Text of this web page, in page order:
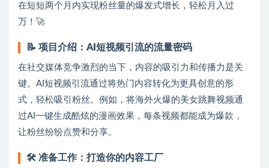
在短短两个月内实现粉丝量的爆发式增长，轻松月入过
万！🚀
📝 项目介绍：AI短视频引流的流量密码
在社交媒体竞争激烈的当下，内容的吸引力和传播力是关
键。AI短视频引流通过将热门内容转化为更具创意的形
式，轻松吸引粉丝。例如，将海外火爆的美女跳舞视频通
过AI一键生成酷炫的漫画效果，每条视频都能成为爆款，
让粉丝纷纷点赞和分享。
🛠️ 准备工作：打造你的内容工厂